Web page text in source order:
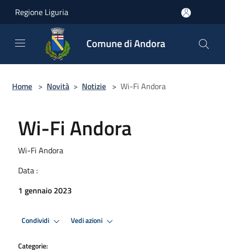
Regione Liguria
Comune di Andora
Home > Novità > Notizie > Wi-Fi Andora
Wi-Fi Andora
Wi-Fi Andora
Data :
1 gennaio 2023
Condividi Vedi azioni
Categorie: